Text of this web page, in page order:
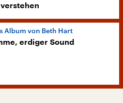
verstehen
Album von Beth Hart
erdiger Sound